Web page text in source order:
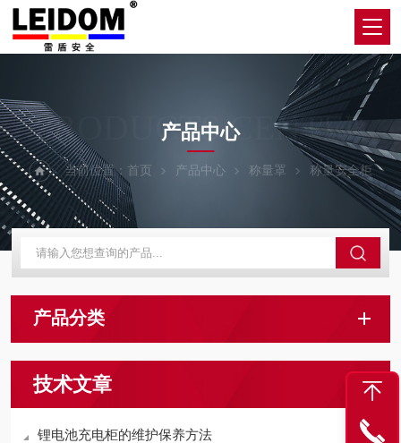
PRODUCTS CENTER
产品中心
当前位置： 首页 产品中心 称量罩 称量安全柜
产品分类
技术文章
锂电池充电柜的维护保养方法